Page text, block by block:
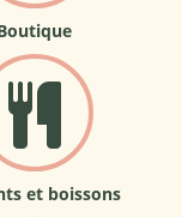
et boissons